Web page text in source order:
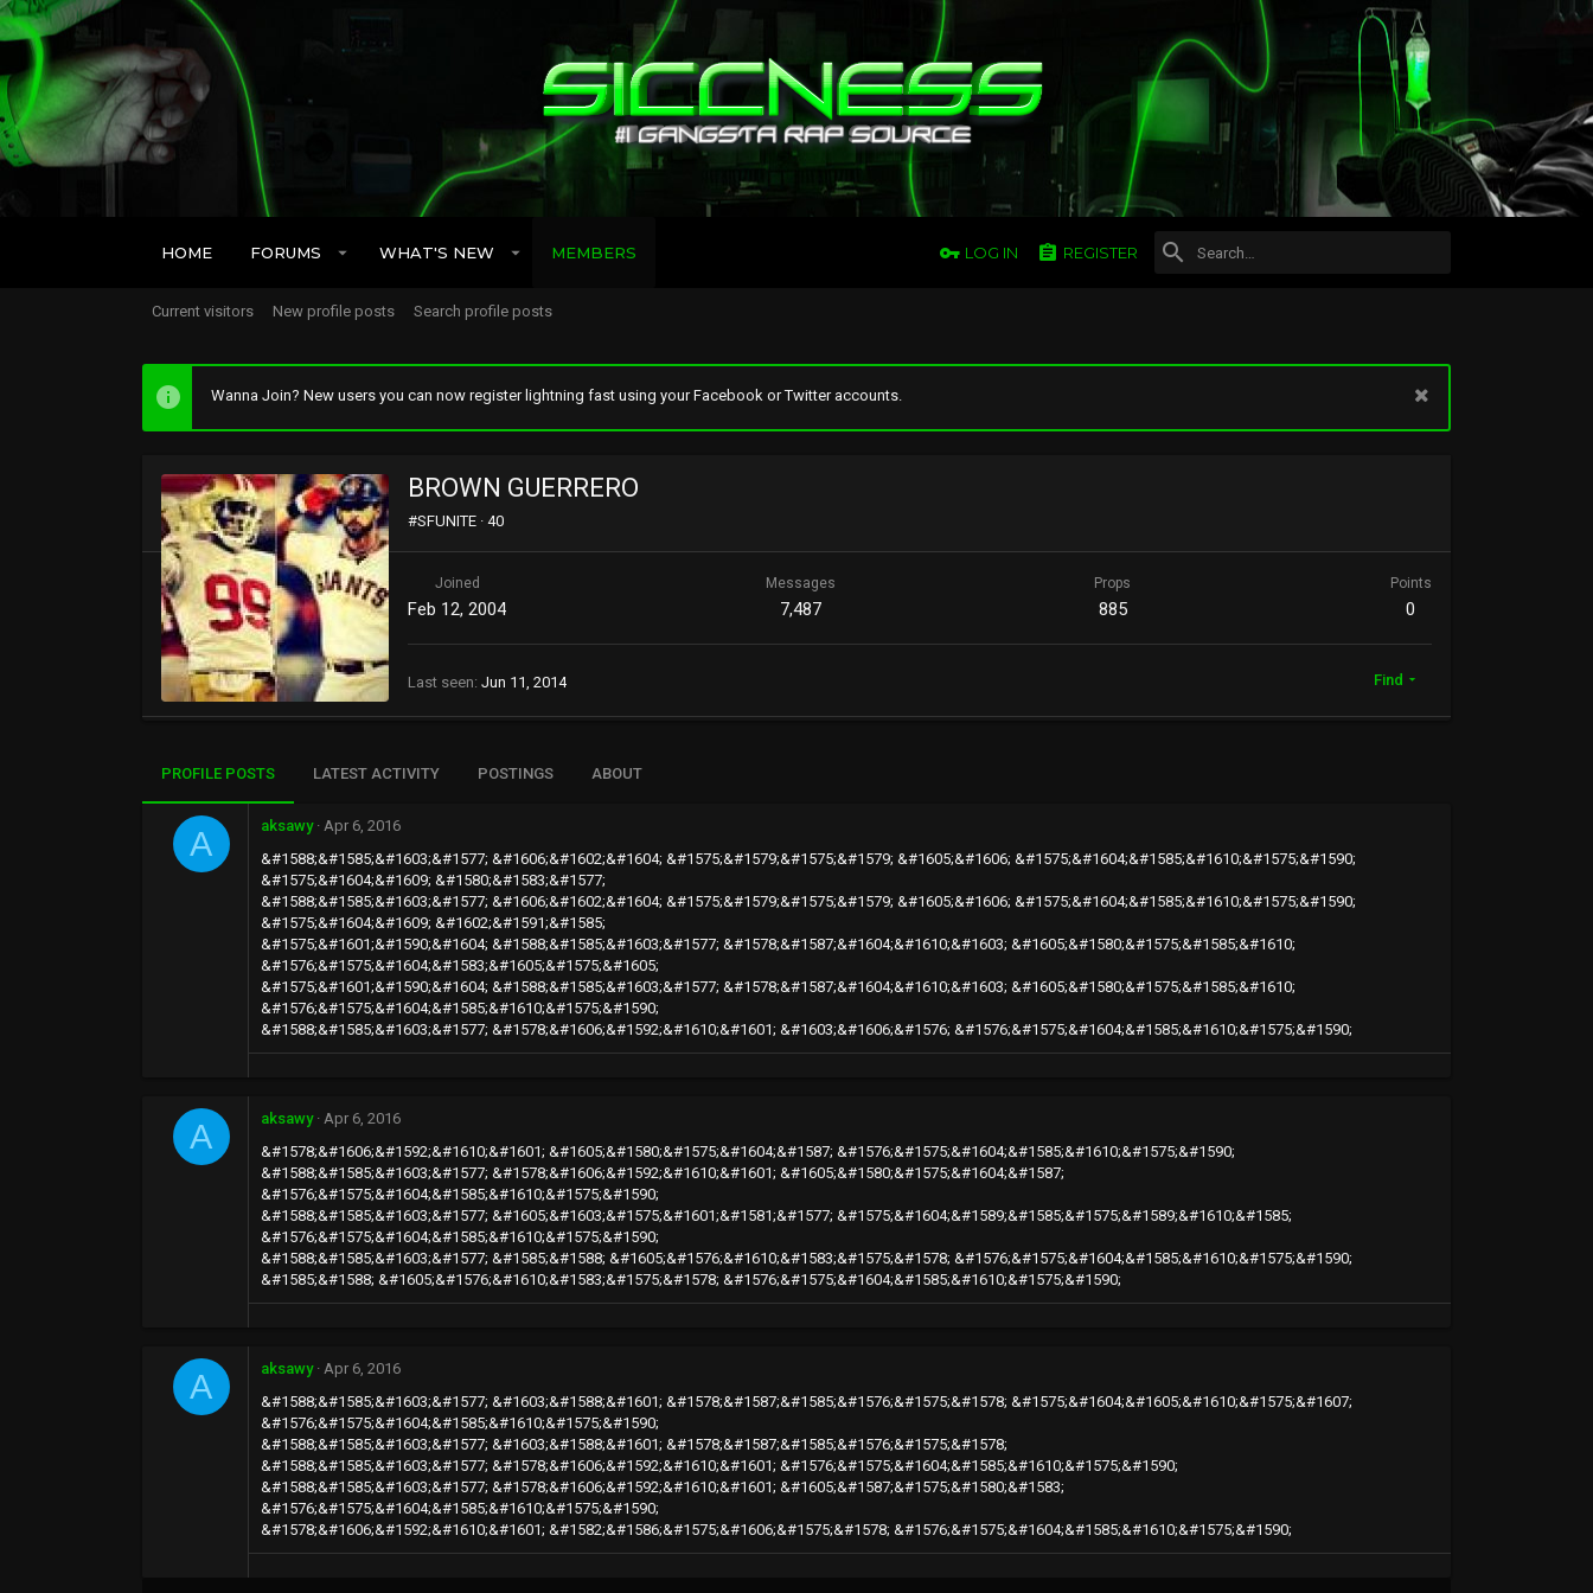
HOME FORUMS WHAT'S NEW MEMBERS LOG IN REGISTER
Current visitors New profile posts Search profile posts
Wanna Join? New users you can now register lightning fast using your Facebook or Twitter accounts.
BROWN GUERRERO
#SFUNITE · 40
Joined
Feb 12, 2004
Messages
7,487
Props
885
Points
0
Last seen Jun 11, 2014 Find
PROFILE POSTS LATEST ACTIVITY POSTINGS ABOUT
A aksawy Apr 6, 2016
&#1588;&#1585;&#1603;&#1577; &#1606;&#1602;&#1604; &#1575;&#1579;&#1575;&#1579; &#1605;&#1606; &#1575;&#1604;&#1585;&#1610;&#1575;&#1590;
&#1575;&#1604;&#1609; &#1580;&#1583;&#1577;
&#1588;&#1585;&#1603;&#1577; &#1606;&#1602;&#1604; &#1575;&#1579;&#1575;&#1579; &#1605;&#1606; &#1575;&#1604;&#1585;&#1610;&#1575;&#1590;
&#1575;&#1604;&#1609; &#1602;&#1591;&#1585;
&#1575;&#1601;&#1590;&#1604; &#1588;&#1585;&#1603;&#1577; &#1578;&#1587;&#1604;&#1610;&#1603; &#1605;&#1580;&#1575;&#1585;&#1610;
&#1576;&#1575;&#1604;&#1583;&#1605;&#1575;&#1605;
&#1575;&#1601;&#1590;&#1604; &#1588;&#1585;&#1603;&#1577; &#1578;&#1587;&#1604;&#1610;&#1603; &#1605;&#1580;&#1575;&#1585;&#1610;
&#1576;&#1575;&#1604;&#1585;&#1610;&#1575;&#1590;
&#1588;&#1585;&#1603;&#1577; &#1578;&#1606;&#1592;&#1610;&#1601; &#1603;&#1606;&#1576; &#1576;&#1575;&#1604;&#1585;&#1610;&#1575;&#1590;
A aksawy Apr 6, 2016
&#1578;&#1606;&#1592;&#1610;&#1601; &#1605;&#1580;&#1575;&#1604;&#1587; &#1576;&#1575;&#1604;&#1585;&#1610;&#1575;&#1590;
&#1588;&#1585;&#1603;&#1577; &#1578;&#1606;&#1592;&#1610;&#1601; &#1605;&#1580;&#1575;&#1604;&#1587;
&#1576;&#1575;&#1604;&#1585;&#1610;&#1575;&#1590;
&#1588;&#1585;&#1603;&#1577; &#1605;&#1603;&#1575;&#1601;&#1581;&#1577; &#1575;&#1604;&#1589;&#1585;&#1575;&#1589;&#1610;&#1585;
&#1576;&#1575;&#1604;&#1585;&#1610;&#1575;&#1590;
&#1588;&#1585;&#1603;&#1577; &#1585;&#1588; &#1605;&#1576;&#1610;&#1583;&#1575;&#1578; &#1576;&#1575;&#1604;&#1585;&#1610;&#1575;&#1590;
&#1585;&#1588; &#1605;&#1576;&#1610;&#1583;&#1575;&#1578; &#1576;&#1575;&#1604;&#1585;&#1610;&#1575;&#1590;
A aksawy Apr 6, 2016
&#1588;&#1585;&#1603;&#1577; &#1603;&#1588;&#1601; &#1578;&#1587;&#1585;&#1576;&#1575;&#1578; &#1575;&#1604;&#1605;&#1610;&#1575;&#1607;
&#1576;&#1575;&#1604;&#1585;&#1610;&#1575;&#1590;
&#1588;&#1585;&#1603;&#1577; &#1603;&#1588;&#1601; &#1578;&#1587;&#1585;&#1576;&#1575;&#1578;
&#1588;&#1585;&#1603;&#1577; &#1578;&#1606;&#1592;&#1610;&#1601; &#1576;&#1575;&#1604;&#1585;&#1610;&#1575;&#1590;
&#1588;&#1585;&#1603;&#1577; &#1578;&#1606;&#1592;&#1610;&#1601; &#1605;&#1587;&#1575;&#1580;&#1583;
&#1576;&#1575;&#1604;&#1585;&#1610;&#1575;&#1590;
&#1578;&#1606;&#1592;&#1610;&#1601; &#1582;&#1586;&#1575;&#1606;&#1575;&#1578; &#1576;&#1575;&#1604;&#1585;&#1610;&#1575;&#1590;